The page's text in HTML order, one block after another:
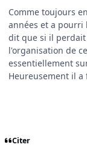
Comme toujours
années et a pourri
dit que si il
l'organisation de
essentiellement
Heureusement il
Citer